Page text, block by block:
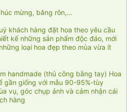
mừng, băng rôn,...
khách hàng đặt hoa theo yêu cầu
kế những sản phẩm độc đáo, mới
loại hoa đẹp theo mùa vừa ít
handmade (thủ công bằng tay) Hoa
gần giống với mẫu 90-95%-tùy
vụ, góc chụp ảnh và cảm nhận cái
hàng